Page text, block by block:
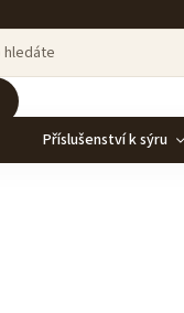
Příslušenství k sýru